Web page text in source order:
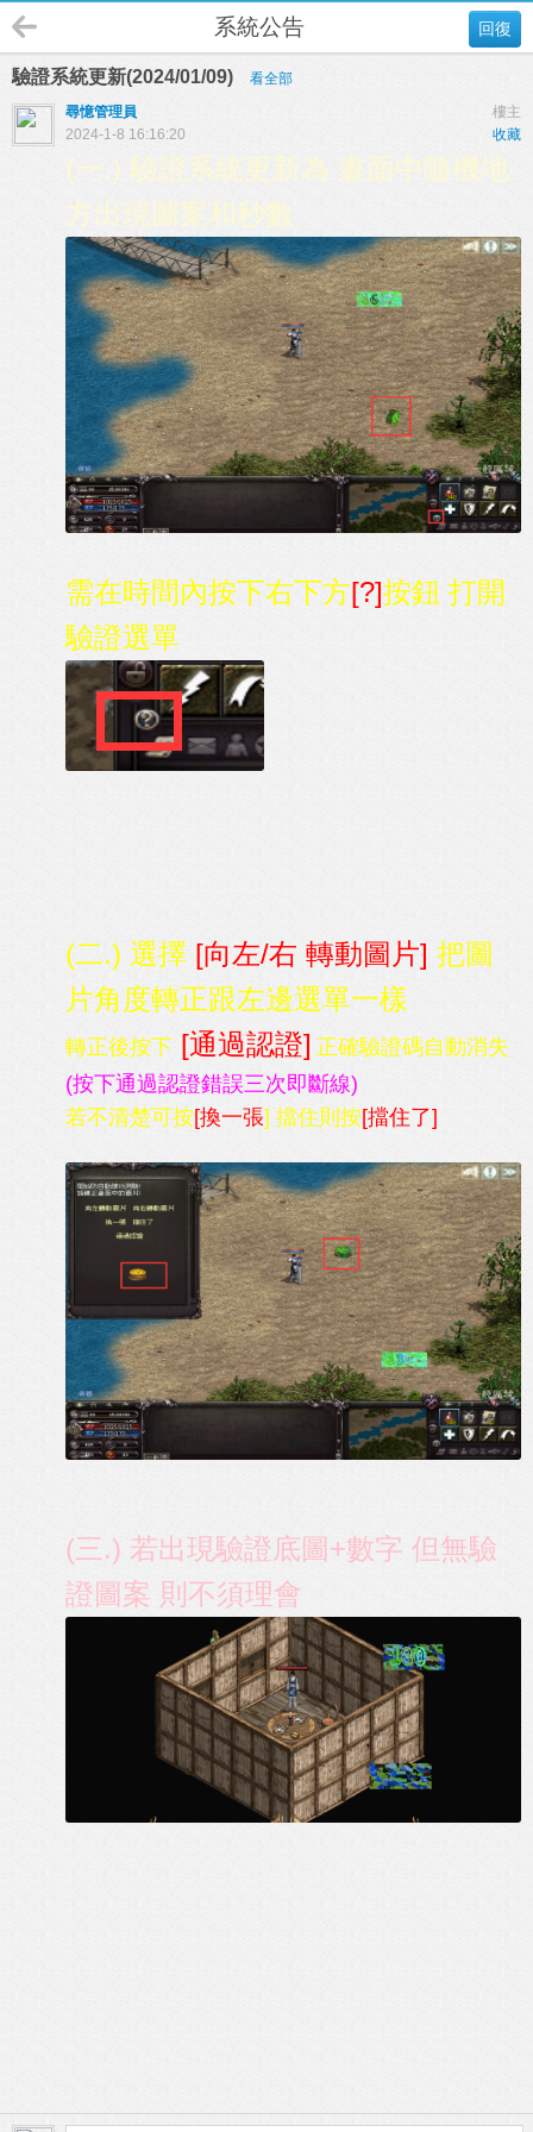
回復
系統公告
驗證系統更新(2024/01/09)
看全部
樓主
尋憶管理員
收藏
2024-1-8 16:16:20
(一.) 驗證系統更新為 畫面中隨機地
方出現圖案和秒數
需在時間內按下右下方[?]按鈕 打開
驗證選單
(二.) 選擇 [向左/右 轉動圖片] 把圖
片角度轉正跟左邊選單一樣
轉正後按下 [通過認證] 正確驗證碼自動消失
(按下通過認證錯誤三次即斷線)
若不清楚可按[換一張] 擋住則按[擋住了]
(三.) 若出現驗證底圖+數字 但無驗
證圖案 則不須理會